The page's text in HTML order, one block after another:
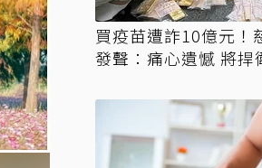
買疫苗遭詐10億元！
發聲：痛心遺憾 將捍